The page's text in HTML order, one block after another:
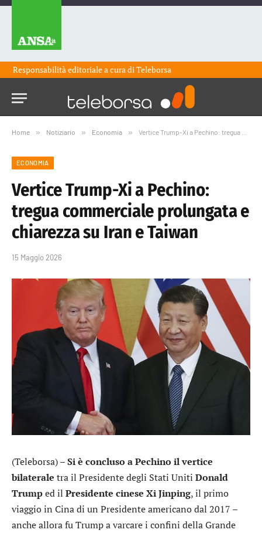
Responsabilità editoriale a cura diTeleborsa
Home » Notiziario » Economia » Vertice Trump-Xi a Pechino: tregua commerciale prolungata e chiarezza su Iran e Taiwan
ECONOMIA
Vertice Trump-Xi a Pechino:
tregua commerciale prolungata e
chiarezza su Iran e Taiwan
15 Maggio 2026
(Teleborsa) –Si è concluso a Pechino il vertice
bilaterale tra il Presidente degli Stati Uniti Donald
Trumped il Presidente cinese Xi Jinping, il primo
viaggio in Cina di un Presidente americano dal 2017 –
anche allora fu Trump a varcare i confini della Grande